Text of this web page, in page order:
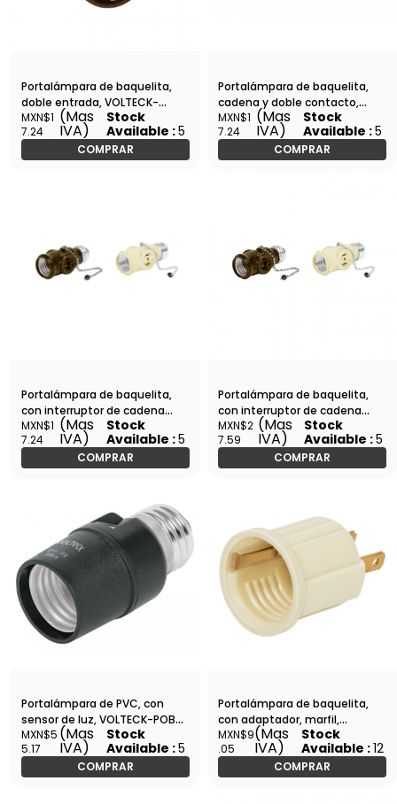
Portalámpara de baquelita,
doble entrada, VOLTECK-
POBA-15 / 46539
MXN$1
7.24
(Mas
IVA)
Stock
Available :5
COMPRAR
Portalámpara de baquelita,
cadena y doble contacto,
VOLTECK-POBA-16 / 46512
MXN$1
7.24
(Mas
IVA)
Stock
Available :5
COMPRAR
Portalámpara de baquelita,
con interruptor de cadena
VOLTECK-POBA-17 / 46515
MXN$1
7.24
(Mas
IVA)
Stock
Available :5
COMPRAR
Portalámpara de baquelita,
con interruptor de cadena
VOLTECK-POBA-18 / 46533
MXN$2
7.59
(Mas
IVA)
Stock
Available :5
COMPRAR
Portalámpara de PVC, con
sensor de luz, VOLTECK-POBA-
19 / 46516
MXN$5
5.17
(Mas
IVA)
Stock
Available :5
COMPRAR
Portalámpara de baquelita,
con adaptador, marfil,
VOLTECK-POBA-20 / 46525
MXN$9
.05
(Mas
IVA)
Stock
Available :12
COMPRAR